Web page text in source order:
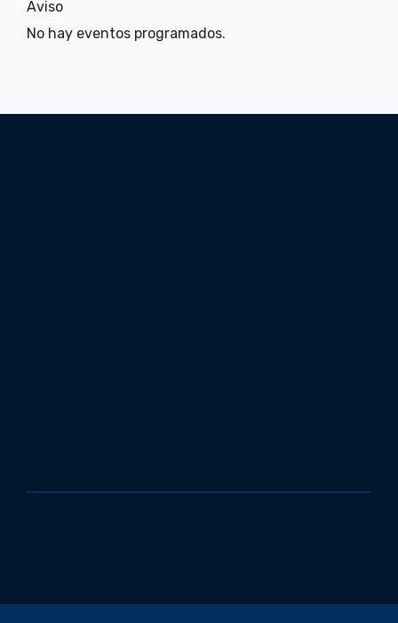
Aviso
No hay eventos programados.